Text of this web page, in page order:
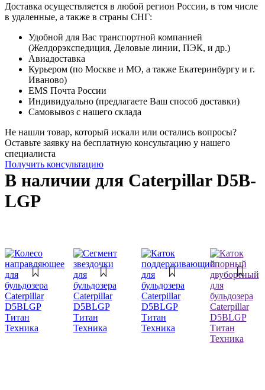
Доставка осуществляется в любой регион России, в том числе
в удаленные, а также в страны СНГ:
Удобной для Вас транспортной компанией
(Желдорэкспедиция, Деловые линии, ПЭК, и др.)
Авиадоставка
Курьером (по Москве и МО, а также Екатеринбургу и г.
Иваново)
EMS Почта России
Индивидуально (предлагаете Ваш способ доставки)
Самовывоз с нашего склада
Не нашли товар, который искали или остались вопросы?
Оставьте заявку на бесплатную консультацию у нашего
специалиста
Получить консультацию
В наличии для Caterpillar D5B-
LGP